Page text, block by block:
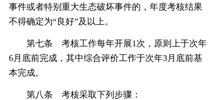
事件或者特别重大生态破坏事件的，年度考核结果
不得确定为“良好”及以上。
第七条 考核工作每年开展1次，原则上于次年
6月底前完成，其中综合评价工作于次年3月底前基
本完成。
第八条 考核采取下列步骤：